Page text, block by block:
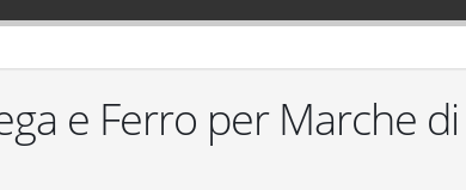
e Ferro per Marche